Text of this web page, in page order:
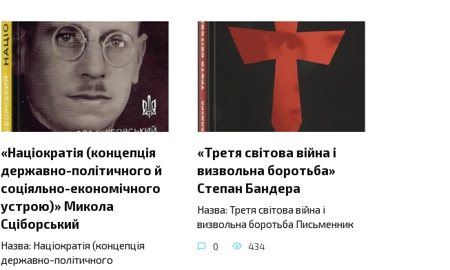
«Націократія (концепція
державно-політичного й
соціяльно-економічного
устрою)» Микола
Сціборський
Назва: Націократія (концепція
державно-політичного
«Третя світова війна і
визвольна боротьба»
Степан Бандера
Назва: Третя світова війна і
визвольна боротьба Письменник
0 434